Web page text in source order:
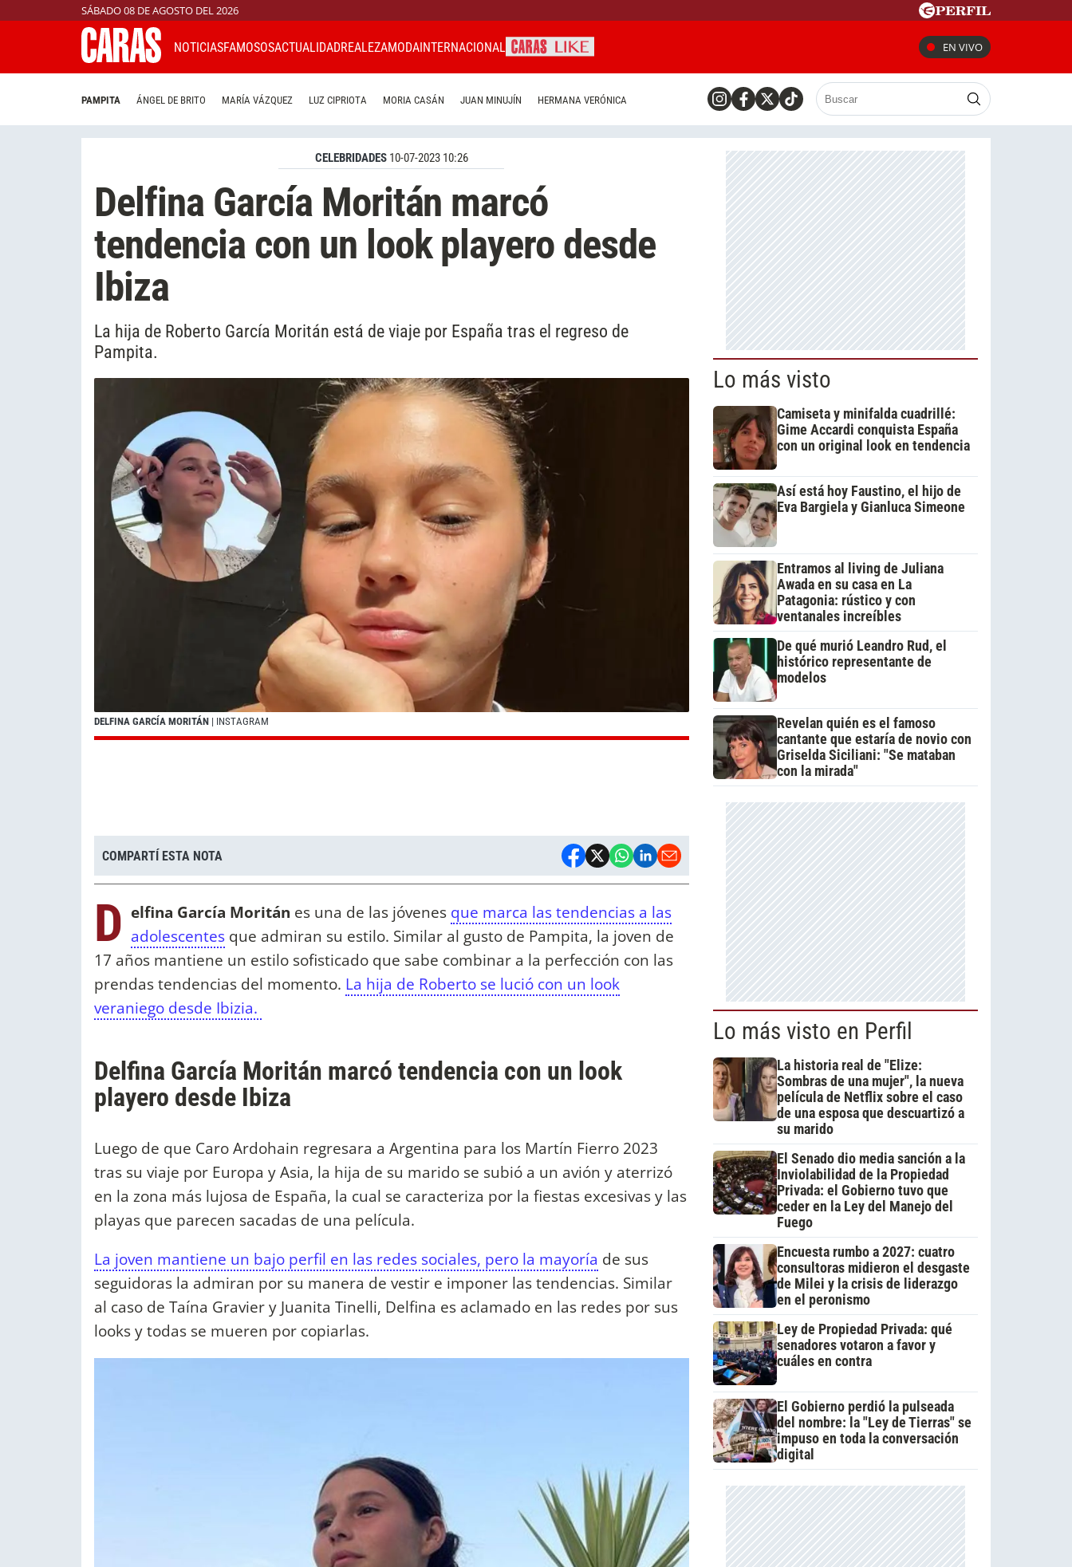
SÁBADO 08 DE AGOSTO DEL 2026
NOTICIASFAMOSOSACTUALIDADREALEZAMODAINTERNACIONAL EN VIVO
PAMPITA ÁNGEL DE BRITO MARÍA VÁZQUEZ LUZ CIPRIOTA MORIA CASÁN JUAN MINUJÍN HERMANA VERÓNICA
CELEBRIDADES 10-07-2023 10:26
Delfina García Moritán marcó
tendencia con un look playero desde
Ibiza
La hija de Roberto García Moritán está de viaje por España tras el regreso de
Pampita.
DELFINA GARCÍA MORITÁN | INSTAGRAM
COMPARTÍ ESTA NOTA
D elfina García Moritán es una de las jóvenes que marca las tendencias a las
adolescentes que admiran su estilo. Similar al gusto de Pampita, la joven de
17 años mantiene un estilo sofisticado que sabe combinar a la perfección con las
prendas tendencias del momento. La hija de Roberto se lució con un look
veraniego desde Ibizia.
Delfina García Moritán marcó tendencia con un look
playero desde Ibiza
Luego de que Caro Ardohain regresara a Argentina para los Martín Fierro 2023
tras su viaje por Europa y Asia, la hija de su marido se subió a un avión y aterrizó
en la zona más lujosa de España, la cual se caracteriza por la fiestas excesivas y las
playas que parecen sacadas de una película.
La joven mantiene un bajo perfil en las redes sociales, pero la mayoría de sus
seguidoras la admiran por su manera de vestir e imponer las tendencias. Similar
al caso de Taína Gravier y Juanita Tinelli, Delfina es aclamado en las redes por sus
looks y todas se mueren por copiarlas.
Lo más visto
Camiseta y minifalda cuadrillé:
Gime Accardi conquista España
con un original look en tendencia
Así está hoy Faustino, el hijo de
Eva Bargiela y Gianluca Simeone
Entramos al living de Juliana
Awada en su casa en La
Patagonia: rústico y con
ventanales increíbles
De qué murió Leandro Rud, el
histórico representante de
modelos
Revelan quién es el famoso
cantante que estaría de novio con
Griselda Siciliani: "Se mataban
con la mirada"
Lo más visto en Perfil
La historia real de "Elize:
Sombras de una mujer", la nueva
película de Netflix sobre el caso
de una esposa que descuartizó a
su marido
El Senado dio media sanción a la
Inviolabilidad de la Propiedad
Privada: el Gobierno tuvo que
ceder en la Ley del Manejo del
Fuego
Encuesta rumbo a 2027: cuatro
consultoras midieron el desgaste
de Milei y la crisis de liderazgo
en el peronismo
Ley de Propiedad Privada: qué
senadores votaron a favor y
cuáles en contra
El Gobierno perdió la pulseada
del nombre: la "Ley de Tierras" se
impuso en toda la conversación
digital